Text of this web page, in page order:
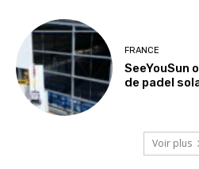
FRANCE
SeeYouSun
de padel
Voir plus